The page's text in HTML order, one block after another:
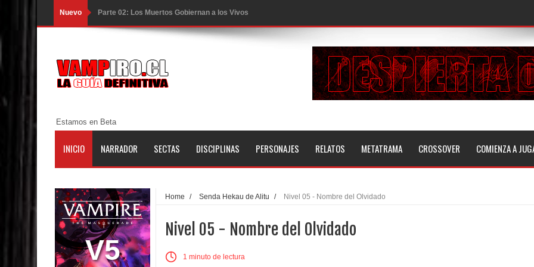
Nuevo Parte 02: Los Muertos Gobiernan a los Vivos
Parte 01: Escondido a Plena Luz
Parte 02: El Enemigo de mi Enemigo
Parte 06: Coletazos
Parte 02: Vuelve el Hijo Prodigo
Parte 01: El Comienzo
Parte 01: El Enemigo Interior
Exaltados y Muertos Vivientes
Estamos en Beta
INICIO NARRADOR SECTAS DISCIPLINAS PERSONAJES RELATOS METATRAMA CROSSOVER COMIENZA A
V5
Home / Senda Hekau de Alitu / Nivel 05 - Nombre del Olvidado
Nivel 05 - Nombre del Olvidado
1 minuto de lectura